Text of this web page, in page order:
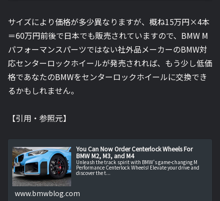
サイズにより価格が多少異なりますが、概ね15万円×4本
＝60万円前後で日本でも販売されていますので、BMW M
パフォーマンスパーツではない社外品メーカーのBMW対
応センターロックホイールが発売されれば、もう少し低価
格であなたのBMWをセンターロックホイールに交換でき
るかもしれません。
【引用・参照元】
You Can Now Order Centerlock Wheels For
BMW M2, M3, and M4
Unleash the track spirit with BMW's game-changing M
Performance Centerlock Wheels! Elevate your drive and
discover the t...
www.bmwblog.com